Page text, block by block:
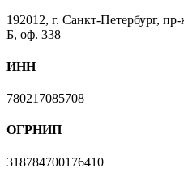
192012, г. Санкт-Петербург,
Б, оф. 338
ИНН
780217085708
ОГРНИП
318784700176410